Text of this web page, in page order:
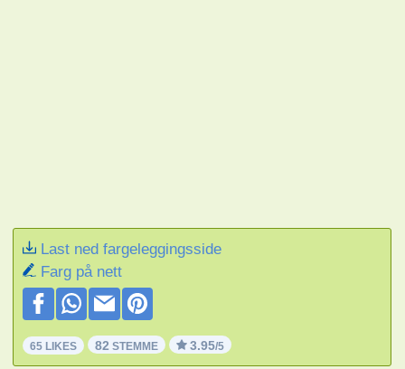
Last ned fargeleggingsside
Farg på nett
65 LIKES 82 STEMME 3.95/5